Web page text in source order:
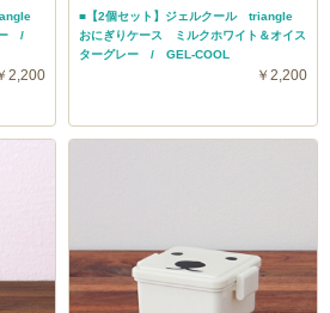
ー /
2,200
■【2個セット】ジェルクール triangle
おにぎりケース ミルクホワイト＆オイス
ターグレー / GEL-COOL
￥2,200